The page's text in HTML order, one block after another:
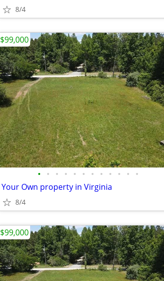
8/4
• • • • • • • • • • • •
Your Own property in Virginia
8/4
$99,000
$99,000